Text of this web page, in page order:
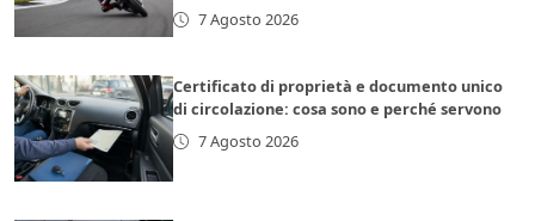
7 Agosto 2026
Certificato di proprietà e documento unico
di circolazione: cosa sono e perché servono
7 Agosto 2026